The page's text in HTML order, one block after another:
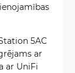
5AC
ar
ar UniFi